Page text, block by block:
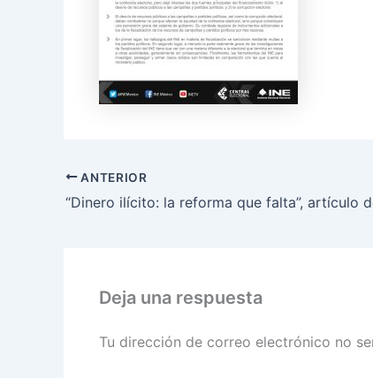
ANTERIOR
Deja una respuesta
Tu dirección de correo electrónico no